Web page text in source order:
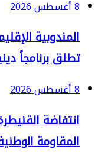
الإقليمية
برنامجاً دينياً
الوطنية ضد